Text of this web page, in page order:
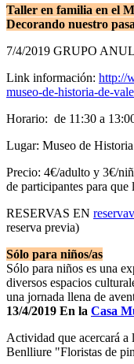
Taller en familia en el
Decorando nuestro
7/4/2019 GRUPO
Link información: http://
museo-de-historia-de-
Horario: de 11:30 a
Lugar: Museo de
Precio: 4€/adulto y 3€/
de participantes para que
RESERVAS EN
reserva previa)
Sólo para niños/as
Sólo para niños es una
diversos espacios
una jornada llena de
13/4/2019 En la Casa
Actividad que acercará a
Benlliure "Floristas de